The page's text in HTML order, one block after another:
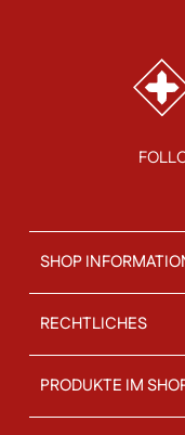
SHOP
RECHTLICHES
PRODUKTE IM